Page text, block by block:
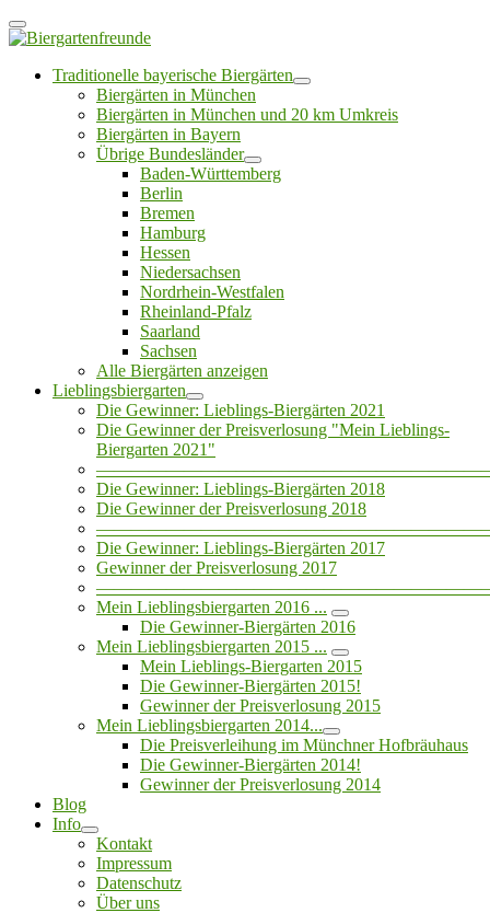
Traditionelle bayerische Biergärten
Biergärten in München
Biergärten in München und 20 km Umkreis
Biergärten in Bayern
Übrige Bundesländer
Baden-Württemberg
Berlin
Bremen
Hamburg
Hessen
Niedersachsen
Nordrhein-Westfalen
Rheinland-Pfalz
Saarland
Sachsen
Alle Biergärten anzeigen
Lieblingsbiergarten
Die Gewinner: Lieblings-Biergärten 2021
Die Gewinner der Preisverlosung "Mein Lieblings-
Biergarten 2021"
Die Gewinner: Lieblings-Biergärten 2018
Die Gewinner der Preisverlosung 2018
Die Gewinner: Lieblings-Biergärten 2017
Gewinner der Preisverlosung 2017
Mein Lieblingsbiergarten 2016 ...
Die Gewinner-Biergärten 2016
Mein Lieblingsbiergarten 2015 ...
Mein Lieblings-Biergarten 2015
Die Gewinner-Biergärten 2015!
Gewinner der Preisverlosung 2015
Mein Lieblingsbiergarten 2014...
Die Preisverleihung im Münchner Hofbräuhaus
Die Gewinner-Biergärten 2014!
Gewinner der Preisverlosung 2014
Blog
Info
Kontakt
Impressum
Datenschutz
Über uns